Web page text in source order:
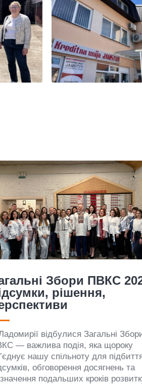
Збори ПВКС 2026:
рішення,
відбулися Загальні Збори
подія, яка щороку
спільноту для підбиття
обговорення досягнень та
подальших кроків розвитку.